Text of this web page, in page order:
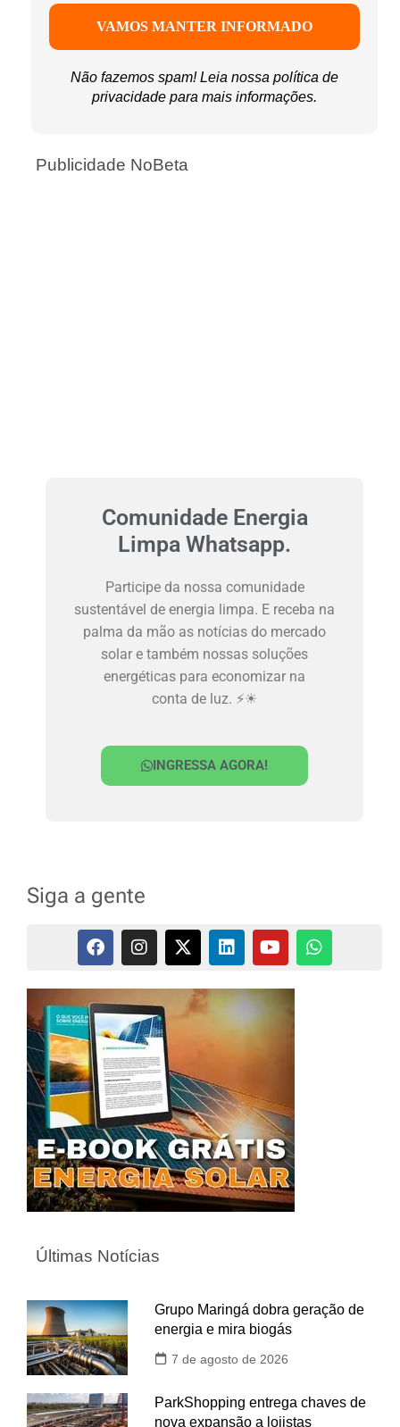
Não fazemos spam! Leia nossa política de
privacidade para mais informações.
Publicidade NoBeta
Comunidade Energia
Limpa Whatsapp.
Participe da nossa comunidade
sustentável de energia limpa. E receba na
palma da mão as notícias do mercado
solar e também nossas soluções
energéticas para economizar na
conta de luz. ⚡☀
INGRESSA AGORA!
Siga a gente
Últimas Notícias
Grupo Maringá dobra geração de
energia e mira biogás
7 de agosto de 2026
ParkShopping entrega chaves de
nova expansão a lojistas